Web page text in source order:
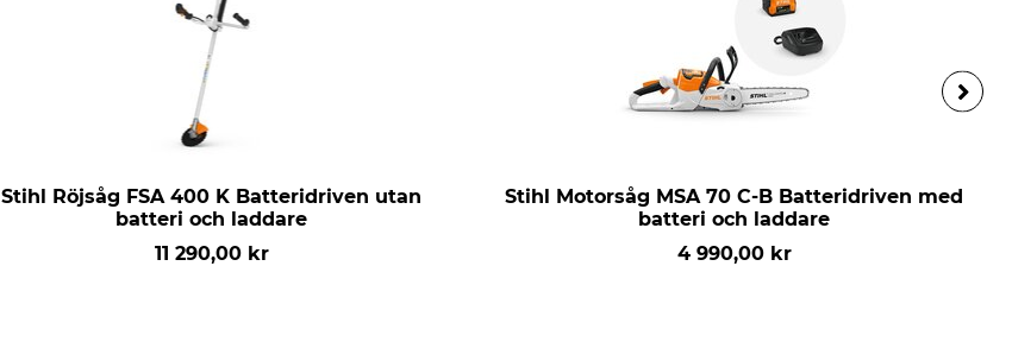
Stihl Röjsåg FSA 400 K Batteridriven utan
batteri och laddare
11 290,00 kr
Stihl Motorsåg MSA 70 C-B Batteridriven med
batteri och laddare
4 990,00 kr